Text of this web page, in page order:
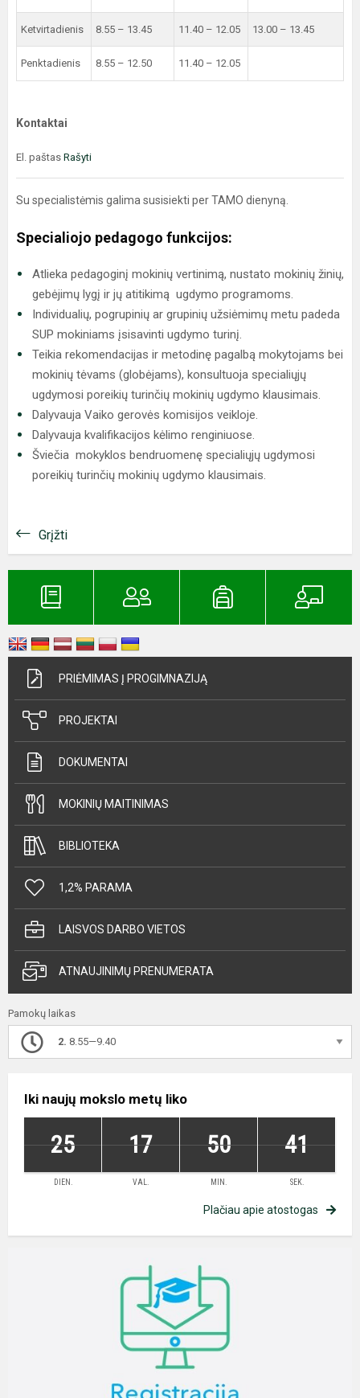
Ketvirtadienis 8.55 – 13.45 11.40 – 12.05 13.00 – 13.45
Penktadienis 8.55 – 12.50 11.40 – 12.05
Kontaktai
El. paštas Rašyti
Su specialistėmis galima susisiekti per TAMO dienyną.
Specialiojo pedagogo funkcijos:
Atlieka pedagoginį mokinių vertinimą, nustato mokinių žinių,
gebėjimų lygį ir jų atitikimą ugdymo programoms.
Individualių, pogrupinių ar grupinių užsiėmimų metu padeda
SUP mokiniams įsisavinti ugdymo turinį.
Teikia rekomendacijas ir metodinę pagalbą mokytojams bei
mokinių tėvams (globėjams), konsultuoja specialiųjų
ugdymosi poreikių turinčių mokinių ugdymo klausimais.
Dalyvauja Vaiko gerovės komisijos veikloje.
Dalyvauja kvalifikacijos kėlimo renginiuose.
Šviečia mokyklos bendruomenę specialiųjų ugdymosi
poreikių turinčių mokinių ugdymo klausimais.
Grįžti
PRIĖMIMAS Į PROGIMNAZIJĄ
PROJEKTAI
DOKUMENTAI
MOKINIŲ MAITINIMAS
BIBLIOTEKA
1,2% PARAMA
LAISVOS DARBO VIETOS
ATNAUJINIMŲ PRENUMERATA
Pamokų laikas
2. 8.55—9.40
Iki naujų mokslo metų liko
25 17 50 40
DIEN. VAL. MIN. SEK.
Plačiau apie atostogas